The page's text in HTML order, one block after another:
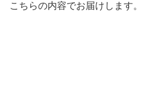
こちらの内容でお届けします。